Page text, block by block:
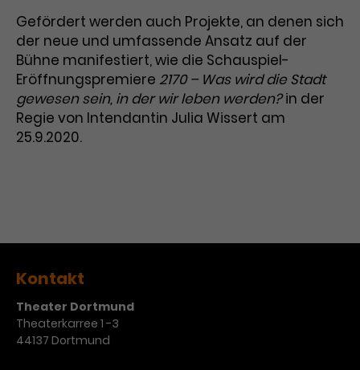
Laufzeit 1 Minute
Zweck
Das ist ein von Google Analytics
gesetztes Cookie. Bestimmte
Daten werden nur maximal einmal
pro Minute an Google Analytics
Zweck
Dieses Cookie wird verwendet, um
Nutzerinteraktionen mit
Werbeanzeigen zu messen und
Remarketing-Funktionen
bereitzustellen.
Laufzeit 1 Jahr
Zweck
misst die Wirksamkeit von
Werbekampagnen über
Gefördert werden auch Projekte, an denen sich
der neue und umfassende Ansatz auf der
Bühne manifestiert, wie die Schauspiel-
Eröffnungspremiere 2170 – Was wird die Stadt
gewesen sein, in der wir leben werden?in der
Regie von Intendantin Julia Wissert am
25.9.2020.
Kontakt
Theater Dortmund
Theaterkarree 1 -3
44137 Dortmund